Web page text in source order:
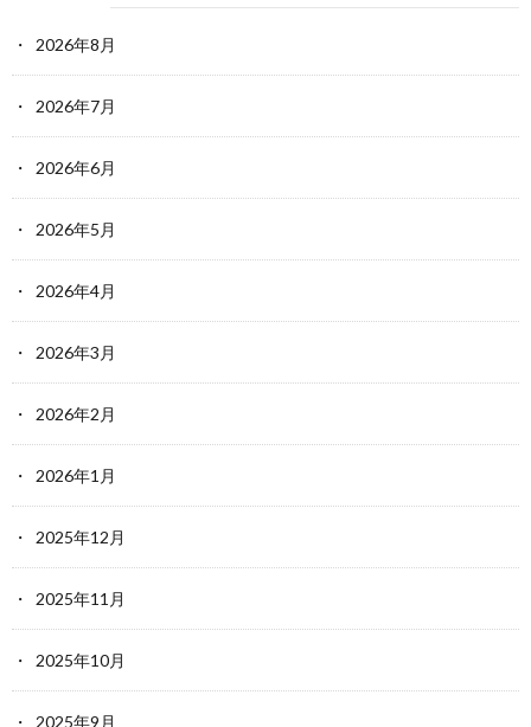
2026年8月
2026年7月
2026年6月
2026年5月
2026年4月
2026年3月
2026年2月
2026年1月
2025年12月
2025年11月
2025年10月
2025年9月